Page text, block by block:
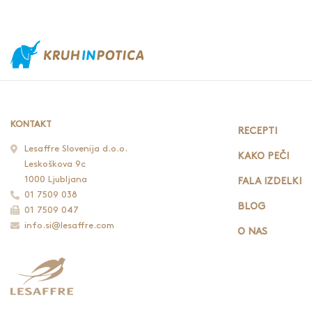
KONTAKT
Lesaffre Slovenija d.o.o.
Leskoškova 9c
1000 Ljubljana
01 7509 038
01 7509 047
info.si@lesaffre.com
RECEPTI
KAKO PEČI
FALA IZDELKI
BLOG
O NAS